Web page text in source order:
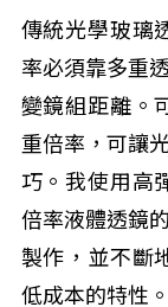
傳統光學玻璃
率必須靠多重
變鏡組距離。
重倍率，可讓
巧。我使用高
倍率液體透鏡
製作，並不斷
低成本的特性